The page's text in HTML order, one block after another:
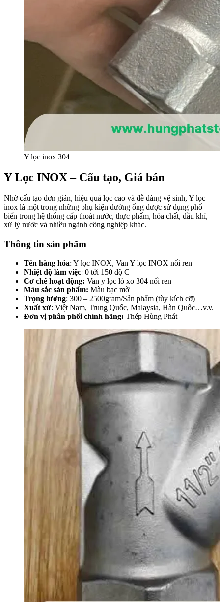
Y lọc inox 304
Y Lọc INOX – Cấu tạo, Giá bán
Nhờ cấu tạo đơn giản, hiệu quả lọc cao và dễ dàng vệ sinh, Y lọc
inox là một trong những phụ kiện đường ống được sử dụng phổ
biến trong hệ thống cấp thoát nước, thực phẩm, hóa chất, dầu khí,
xử lý nước và nhiều ngành công nghiệp khác.
Thông tin sản phẩm
Tên hàng hóa: Y lọc INOX, Van Y lọc INOX nối ren
Nhiệt độ làm việc: 0 tới 150 độ C
Cơ chế hoạt động: Van y lọc lò xo 304 nối ren
Màu sắc sản phẩm: Màu bạc mờ
Trọng lượng: 300 – 2500gram/Sản phẩm (tùy kích cỡ)
Xuất xứ: Việt Nam, Trung Quốc, Malaysia, Hàn Quốc…v.v.
Đơn vị phân phối chính hãng: Thép Hùng Phát